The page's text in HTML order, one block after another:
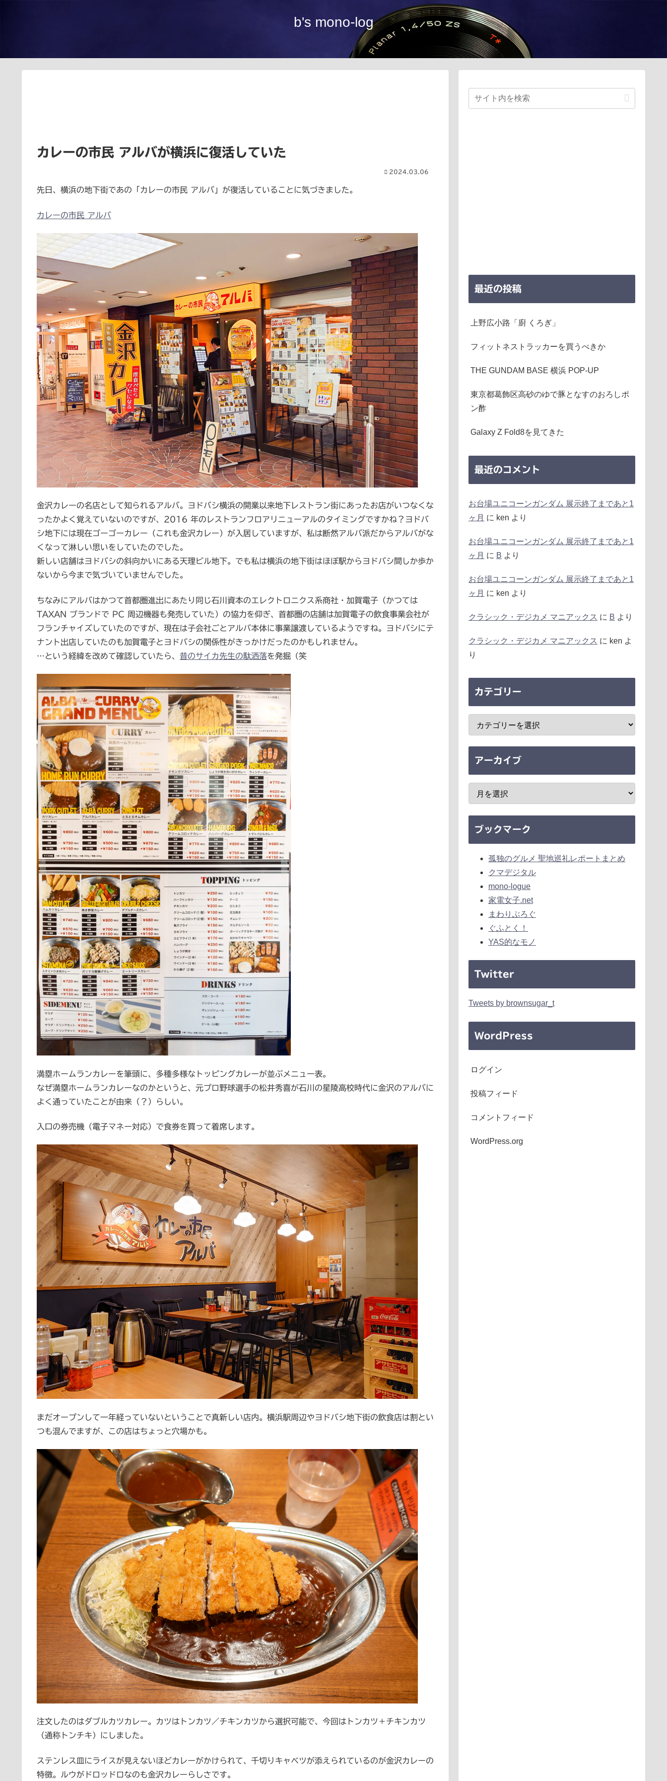
b's mono-log
カレーの市民 アルバが横浜に復活していた
2024.03.06
先日、横浜の地下街であの「カレーの市民 アルバ」が復活していることに気づきました。
カレーの市民 アルバ
金沢カレーの名店として知られるアルバ。ヨドバシ横浜の開業以来地下レストラン街にあったお店がいつなくな
ったかよく覚えていないのですが、2016 年のレストランフロアリニューアルのタイミングですかね？ヨドバ
シ地下には現在ゴーゴーカレー（これも金沢カレー）が入居していますが、私は断然アルバ派だからアルバがな
くなって淋しい思いをしていたのでした。
新しい店舗はヨドバシの斜向かいにある天理ビル地下。でも私は横浜の地下街はほぼ駅からヨドバシ間しか歩か
ないから今まで気づいていませんでした。
ちなみにアルバはかつて首都圏進出にあたり同じ石川資本のエレクトロニクス系商社・加賀電子（かつては
TAXAN ブランドで PC 周辺機器も発売していた）の協力を仰ぎ、首都圏の店舗は加賀電子の飲食事業会社が
フランチャイズしていたのですが、現在は子会社ごとアルバ本体に事業譲渡しているようですね。ヨドバシにテ
ナント出店していたのも加賀電子とヨドバシの関係性がきっかけだったのかもしれません。
…という経緯を改めて確認していたら、 昔のサイカ先生の駄洒落を発掘（笑
満塁ホームランカレーを筆頭に、多種多様なトッピングカレーが並ぶメニュー表。
なぜ満塁ホームランカレーなのかというと、元プロ野球選手の松井秀喜が石川の星陵高校時代に金沢のアルバに
よく通っていたことが由来（？）らしい。
入口の券売機（電子マネー対応）で食券を買って着席します。
まだオープンして一年経っていないということで真新しい店内。横浜駅周辺やヨドバシ地下街の飲食店は割とい
つも混んでますが、この店はちょっと穴場かも。
注文したのはダブルカツカレー。カツはトンカツ／チキンカツから選択可能で、今回はトンカツ＋チキンカツ
（通称トンチキ）にしました。
ステンレス皿にライスが見えないほどカレーがかけられて、千切りキャベツが添えられているのが金沢カレーの
特徴。ルウがドロッドロなのも金沢カレーらしさです。
最近の投稿
上野広小路「廚 くろぎ」
フィットネストラッカーを買うべきか
THE GUNDAM BASE 横浜 POP-UP
東京都葛飾区高砂のゆで豚となすのおろしポ
ン酢
Galaxy Z Fold8を見てきた
最近のコメント
お台場ユニコーンガンダム 展示終了まであと1
ヶ月 に ken より
お台場ユニコーンガンダム 展示終了まであと1
ヶ月 に B より
お台場ユニコーンガンダム 展示終了まであと1
ヶ月 に ken より
クラシック・デジカメ マニアックス に B より
クラシック・デジカメ マニアックス に ken よ
り
カテゴリー
アーカイブ
ブックマーク
孤独のグルメ 聖地巡礼レポートまとめ
クマデジタル
mono-logue
家電女子.net
まわりぶろぐ
ぐふとく！
YAS的なモノ
Twitter
Tweets by brownsugar_t
WordPress
ログイン
投稿フィード
コメントフィード
WordPress.org